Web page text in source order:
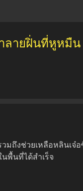
ำลายฝิ่นที่หูหมืน
ถึงช่วยเหลือหลินเจ๋
พื้นที่ได้สำเร็จ